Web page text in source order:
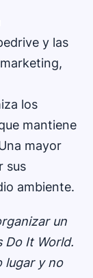
y las
los
mantiene
mayor
sus
ambiente.
un
Do It World.
lugar y no